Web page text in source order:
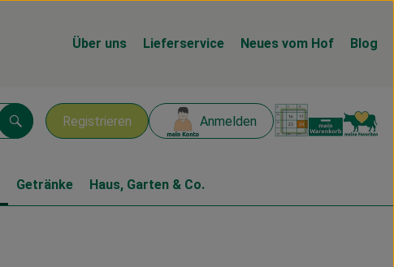
Über uns Lieferservice Neues vom Hof Blog
Registrieren Anmelden
Suchen
Getränke Haus, Garten & Co.